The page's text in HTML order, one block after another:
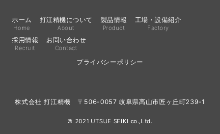
ホーム
Home
打江精機について
About
製品情報
Product
工場・設備紹介
Factory
採用情報
Recruit
お問い合わせ
Contact
プライバシーポリシー
株式会社 打江精機 〒506-0057 岐阜県高山市匠ヶ丘町239-1
© 2021 UTSUE SEIKI co.,Ltd.